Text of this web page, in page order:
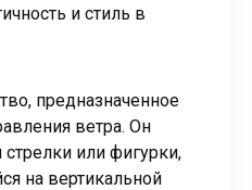
и стиль в
предназначенное
ветра. Он
или фигурки,
на вертикальной